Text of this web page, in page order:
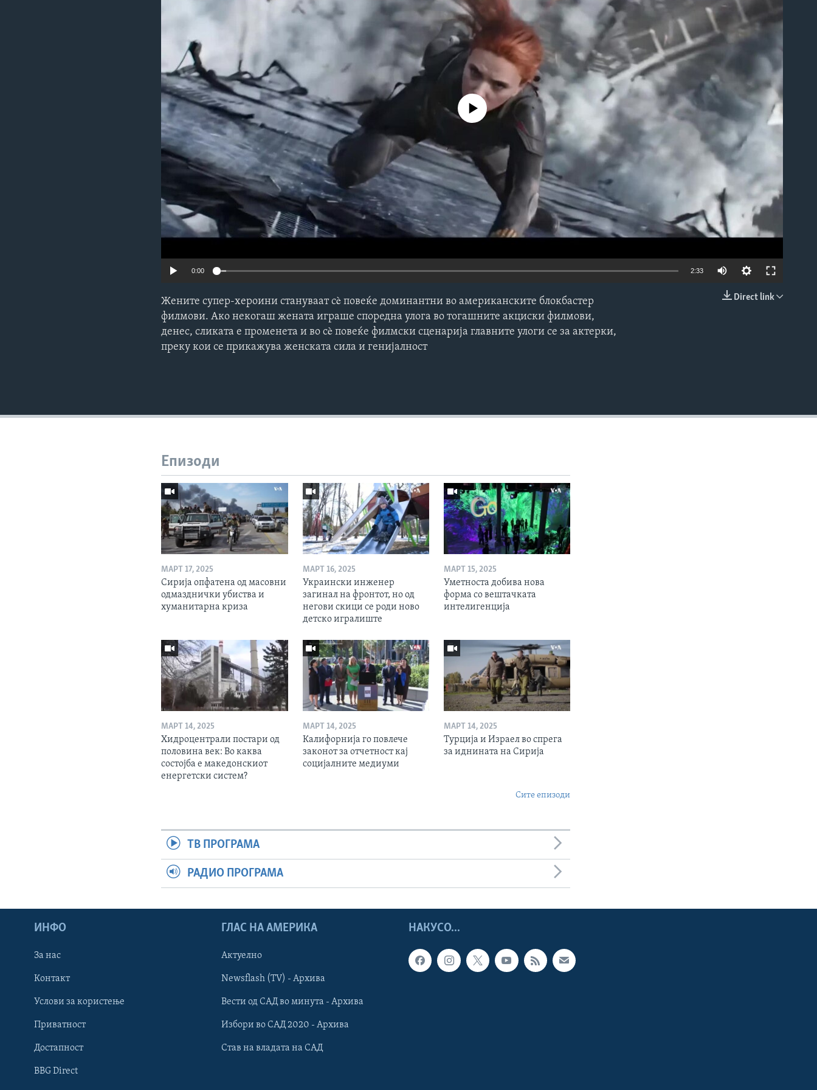
Learning English
НАКУСО...
No media source currently available
0:00 2:33
Direct link
Жените супер-хероини стануваат сè повеќе доминантни во американските блокбастер
филмови. Ако некогаш жената играше споредна улога во тогашните акциски филмови,
денес, сликата е променета и во сè повеќе филмски сценарија главните улоги се за актерки,
преку кои се прикажува женската сила и генијалност
Епизоди
МАРТ 17, 2025
Сирија опфатена од масовни
одмазднички убиства и
хуманитарна криза
МАРТ 16, 2025
Украински инженер
загинал на фронтот, но од
негови скици се роди ново
детско игралиште
МАРТ 15, 2025
Уметноста добива нова
форма со вештачката
интелигенција
МАРТ 14, 2025
Хидроцентрали постари од
половина век: Во каква
состојба е македонскиот
енергетски систем?
МАРТ 14, 2025
Калифорнија го повлече
законот за отчетност кај
социјалните медиуми
МАРТ 14, 2025
Турција и Израел во спрега
за иднината на Сирија
Сите епизоди
ТВ ПРОГРАМА
РАДИО ПРОГРАМА
НАКУСО...
ИНФО
За нас
Контакт
Услови за користење
Приватност
Достапност
BBG Direct
ГЛАС НА АМЕРИКА
Актуелно
Newsflash (TV) - Архива
Вести од САД во минута - Архива
Избори во САД 2020 - Архива
Став на владата на САД